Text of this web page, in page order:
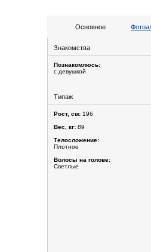
Основное
Знакомства
Познакомлюсь:
с девушкой
Типаж
Рост, см: 196
Вес, кг: 89
Телосложение:
Плотное
Волосы на голове:
Светлые